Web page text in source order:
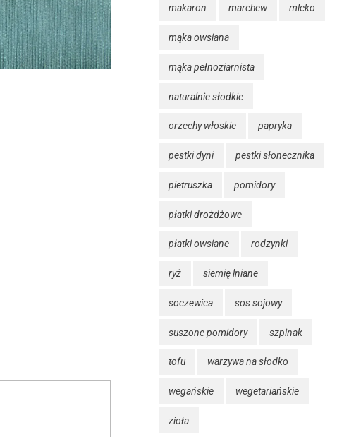
makaron marchew mleko
mąka owsiana
mąka pełnoziarnista
naturalnie słodkie
orzechy włoskie papryka
pestki dyni pestki słonecznika
pietruszka pomidory
płatki drożdżowe
płatki owsiane rodzynki
ryż siemię lniane
soczewica sos sojowy
suszone pomidory szpinak
tofu warzywa na słodko
wegańskie wegetariańskie
zioła